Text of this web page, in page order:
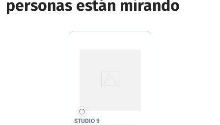
personas están mirando
STUDIO 9